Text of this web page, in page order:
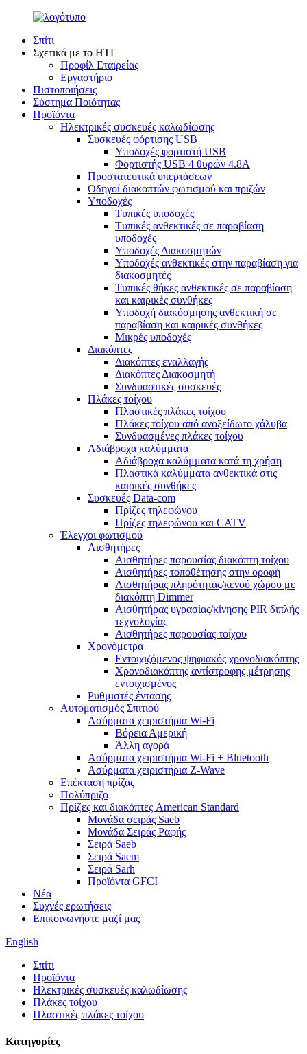
Σπίτι
Σχετικά με το HTL
Προφίλ Εταιρείας
Εργαστήριο
Πιστοποιήσεις
Σύστημα Ποιότητας
Προϊόντα
Ηλεκτρικές συσκευές καλωδίωσης
Συσκευές φόρτισης USB
Υποδοχές φορτιστή USB
Φορτιστής USB 4 θυρών 4.8A
Προστατευτικά υπερτάσεων
Οδηγοί διακοπτών φωτισμού και πριζών
Υποδοχές
Τυπικές υποδοχές
Τυπικές ανθεκτικές σε παραβίαση
υποδοχές
Υποδοχές Διακοσμητών
Υποδοχές ανθεκτικές στην παραβίαση για
διακοσμητές
Τυπικές θήκες ανθεκτικές σε παραβίαση
και καιρικές συνθήκες
Υποδοχή διακόσμησης ανθεκτική σε
παραβίαση και καιρικές συνθήκες
Μικρές υποδοχές
Διακόπτες
Διακόπτες εναλλαγής
Διακόπτες Διακοσμητή
Συνδυαστικές συσκευές
Πλάκες τοίχου
Πλαστικές πλάκες τοίχου
Πλάκες τοίχου από ανοξείδωτο χάλυβα
Συνδυασμένες πλάκες τοίχου
Αδιάβροχα καλύμματα
Αδιάβροχα καλύμματα κατά τη χρήση
Πλαστικά καλύμματα ανθεκτικά στις
καιρικές συνθήκες
Συσκευές Data-com
Πρίζες τηλεφώνου
Πρίζες τηλεφώνου και CATV
Έλεγχοι φωτισμού
Αισθητήρες
Αισθητήρες παρουσίας διακόπτη τοίχου
Αισθητήρες τοποθέτησης στην οροφή
Αισθητήρας πληρότητας/κενού χώρου με
διακόπτη Dimmer
Αισθητήρας υγρασίας/κίνησης PIR διπλής
τεχνολογίας
Αισθητήρες παρουσίας τοίχου
Χρονόμετρα
Εντοιχιζόμενος ψηφιακός χρονοδιακόπτης
Χρονοδιακόπτης αντίστροφης μέτρησης
εντοιχισμένος
Ρυθμιστές έντασης
Αυτοματισμός Σπιτιού
Ασύρματα χειριστήρια Wi-Fi
Βόρεια Αμερική
Άλλη αγορά
Ασύρματα χειριστήρια Wi-Fi + Bluetooth
Ασύρματα χειριστήρια Z-Wave
Επέκταση πρίζας
Πολύπριζο
Πρίζες και διακόπτες American Standard
Μονάδα σειράς Saeb
Μονάδα Σειράς Ραφής
Σειρά Saeb
Σειρά Saem
Σειρά Sarh
Προϊόντα GFCI
Νέα
Συχνές ερωτήσεις
Επικοινωνήστε μαζί μας
English
Σπίτι
Προϊόντα
Ηλεκτρικές συσκευές καλωδίωσης
Πλάκες τοίχου
Πλαστικές πλάκες τοίχου
Κατηγορίες